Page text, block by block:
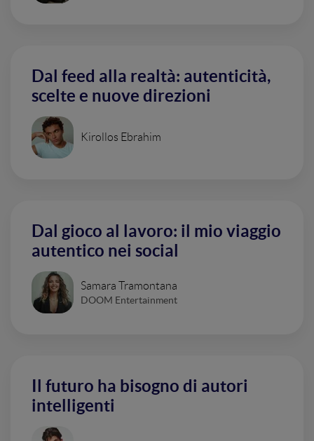
Dal feed alla realtà: autenticità,
scelte e nuove direzioni
Kirollos Ebrahim
Dal gioco al lavoro: il mio viaggio
autentico nei social
Samara Tramontana
DOOM Entertainment
Il futuro ha bisogno di autori
intelligenti